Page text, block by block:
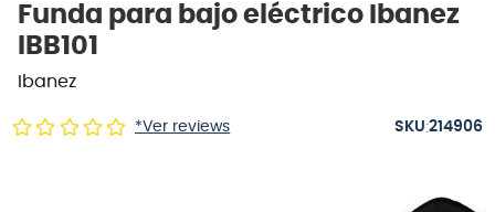
Funda para bajo eléctrico Ibanez
IBB101
Ibanez
*Ver reviews :214906